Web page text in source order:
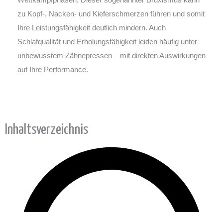
Inhaltsverzeichnis
zu Kopf-, Nacken- und Kieferschmerzen führen und somit
Ihre Leistungsfähigkeit deutlich mindern. Auch
Schlafqualität und Erholungsfähigkeit leiden häufig unter
unbewusstem Zähnepressen – mit direkten Auswirkungen
auf Ihre Performance.